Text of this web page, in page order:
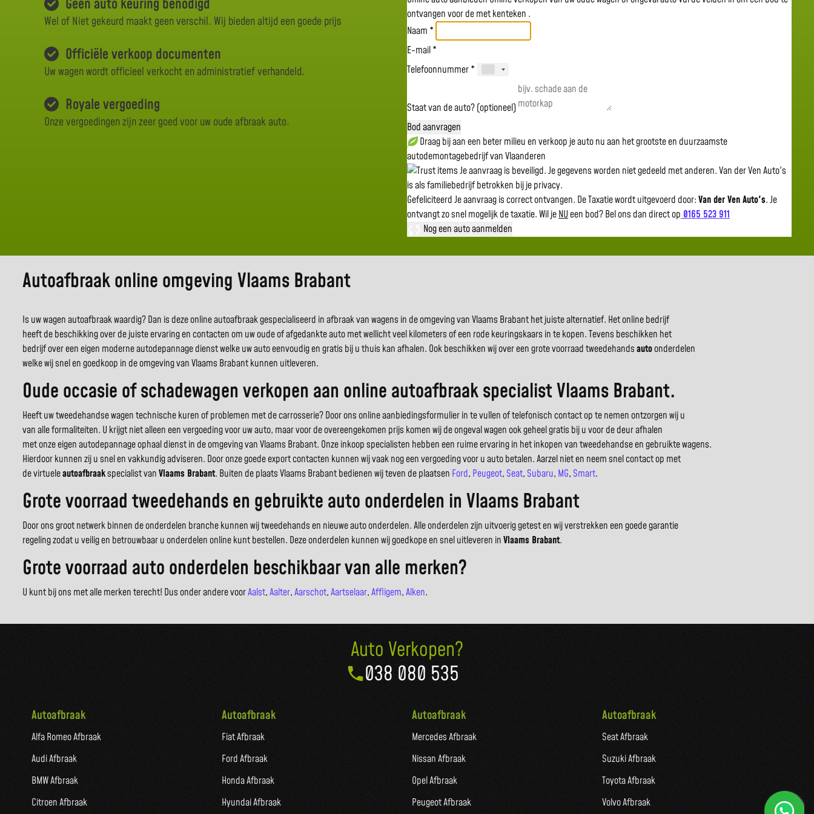
Geen auto keuring benodigd
Wel of Niet gekeurd maakt geen verschil. Wij bieden altijd een goede prijs
Officiële verkoop documenten
Uw wagen wordt officieel verkocht en administratief verhandeld.
Royale vergoeding
Onze vergoedingen zijn zeer goed voor uw oude afbraak auto.
ontvangen voor demet kenteken .
Naam *
E-mail *
Telefoonnummer *
Staat van de auto? (optioneel)
Bod aanvragen
Draag bij aan een beter milieu en verkoop je auto nu aan het grootste en duurzaamste
autodemontagebedrijf van Vlaanderen
Je aanvraag is beveiligd. Je gegevens worden niet gedeeld met anderen. Van der Ven Auto's
is als familiebedrijf betrokken bij je privacy.
GefeliciteerdJe aanvraag is correct ontvangen. De Taxatie wordt uitgevoerd door:Van der Ven Auto's.Je
ontvangt zo snel mogelijk de taxatie.Wil jeNUeen bod? Bel ons dan direct op 0165 523 911
Nog een auto aanmelden
Autoafbraak online omgeving Vlaams Brabant
Is uw wagen autoafbraak waardig? Dan is deze online autoafbraak gespecialiseerd in afbraak van wagens in de omgeving van Vlaams Brabant het juiste alternatief. Het online bedrijf
heeft de beschikking over de juiste ervaring en contacten om uw oude of afgedankte auto met wellicht veel kilometers of een rode keuringskaars in te kopen. Tevens beschikken het
bedrijf over een eigen moderne autodepannage dienst welke uw auto eenvoudig en gratis bij u thuis kan afhalen. Ook beschikken wij over een grote voorraad tweedehandsautoonderdelen
welke wij snel en goedkoop in de omgeving van Vlaams Brabant kunnen uitleveren.
Oude occasie of schadewagen verkopen aan online autoafbraak specialist Vlaams Brabant.
Heeft uw tweedehandse wagen technische kuren of problemen met de carrosserie? Door ons online aanbiedingsformulier in te vullen of telefonisch contact op te nemen ontzorgen wij u
van alle formaliteiten. U krijgt niet alleen een vergoeding voor uw auto, maar voor de overeengekomen prijs komen wij de ongeval wagen ook geheel gratis bij u voor de deur afhalen
met onze eigen autodepannage ophaal dienst in de omgeving van Vlaams Brabant. Onze inkoop specialisten hebben een ruime ervaring in het inkopen van tweedehandse en gebruikte wagens.
Hierdoor kunnen zij u snel en vakkundig adviseren. Door onze goede export contacten kunnen wij vaak nog een vergoeding voor u auto betalen. Aarzel niet en neem snel contact op met
de virtueleautoafbraakspecialist vanVlaams Brabant. Buiten de plaats Vlaams Brabant bedienen wij teven de plaatsen Ford, Peugeot, Seat, Subaru, MG, Smart.
Grote voorraad tweedehands en gebruikte auto onderdelen in Vlaams Brabant
Door ons groot netwerk binnen de onderdelen branche kunnen wij tweedehands en nieuwe auto onderdelen. Alle onderdelen zijn uitvoerig getest en wij verstrekken een goede garantie
regeling zodat u veilig en betrouwbaar u onderdelen online kunt bestellen. Deze onderdelen kunnen wij goedkope en snel uitleveren inVlaams Brabant.
Grote voorraad auto onderdelen beschikbaar van alle merken?
U kunt bij ons met alle merken terecht! Dus onder andere voorAalst,Aalter,Aarschot,Aartselaar,Affligem,Alken.
Auto Verkopen?
038 080 535
Autoafbraak
Alfa Romeo Afbraak
Audi Afbraak
BMW Afbraak
Citroen Afbraak
Autoafbraak
Fiat Afbraak
Ford Afbraak
Honda Afbraak
Hyundai Afbraak
Autoafbraak
Mercedes Afbraak
Nissan Afbraak
Opel Afbraak
Peugeot Afbraak
Autoafbraak
Seat Afbraak
Suzuki Afbraak
Toyota Afbraak
Volvo Afbraak